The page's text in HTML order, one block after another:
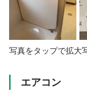
写真をタップで拡大
エアコン